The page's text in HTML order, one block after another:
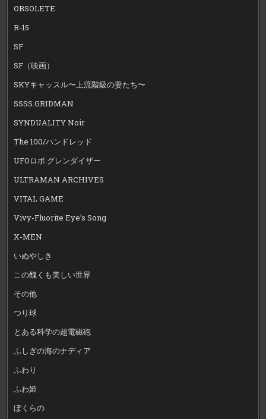
OBSOLETE
R-15
SF
SF（映画）
SKYキャッスル〜上流階級の妻たち〜
SSSS.GRIDMAN
SYNDUALITY Noir
The 100/ハンドレッド
UFOロボ グレンダイザー
ULTRAMAN ARCHIVES
VITAL GAME
Vivy-Fluorite Eye’s Song
X-MEN
いぬやしき
この醜くも美しい世界
その他
つり球
とある科学の超電磁砲
ふしぎの海のナディア
ふわり
ふわ姫
ぼくらの